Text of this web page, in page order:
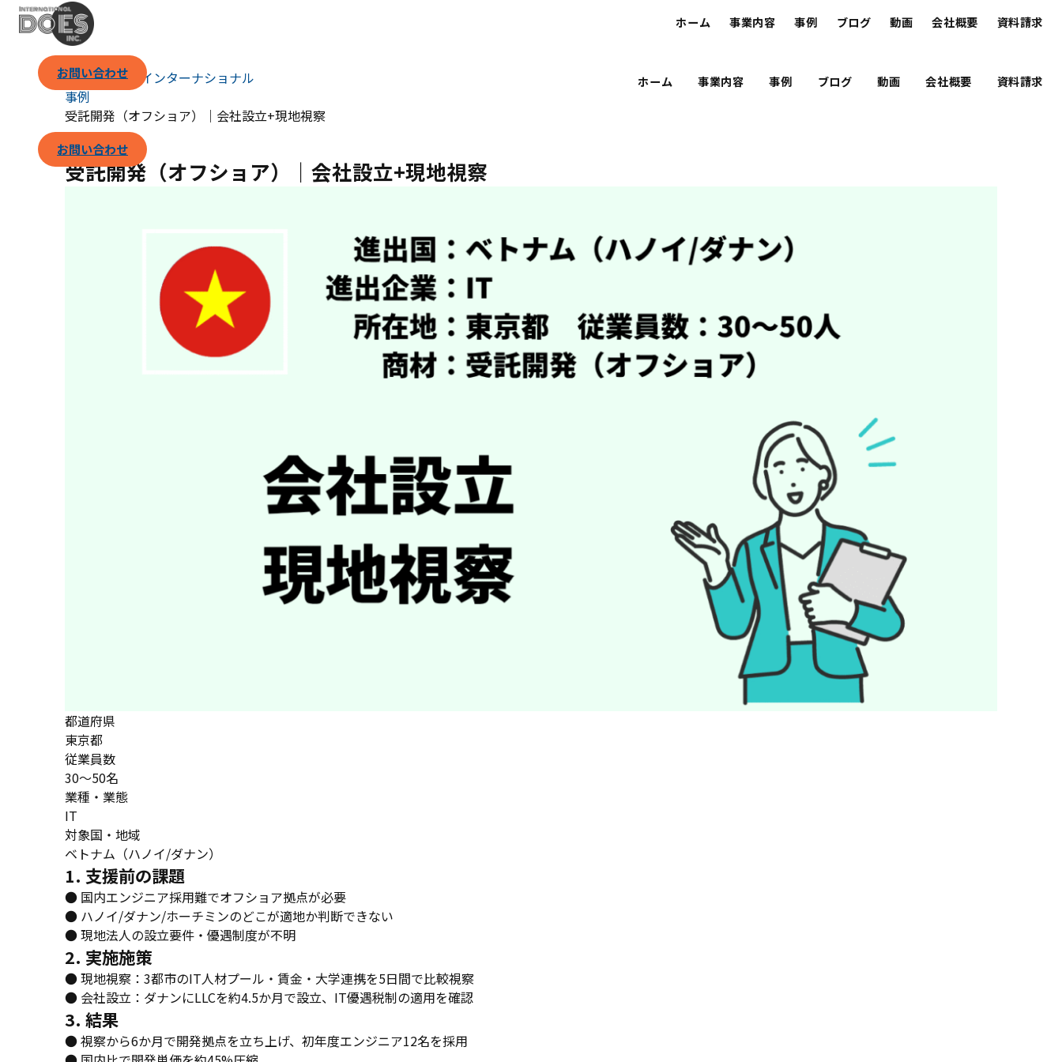
ホーム 事業内容 事例 ブログ 動画 会社概要 資料請求
お問い合わせ
ホーム 事業内容 事例 ブログ 動画 会社概要 資料請求
お問い合わせ
（株）ダズ・インターナショナル
事例
受託開発（オフショア）｜会社設立+現地視察
受託開発（オフショア）｜会社設立+現地視察
都道府県
東京都
従業員数
30〜50名
業種・業態
IT
対象国・地域
ベトナム（ハノイ/ダナン）
1. 支援前の課題
● 国内エンジニア採用難でオフショア拠点が必要
● ハノイ/ダナン/ホーチミンのどこが適地か判断できない
● 現地法人の設立要件・優遇制度が不明
2. 実施施策
● 現地視察：3都市のIT人材プール・賃金・大学連携を5日間で比較視察
● 会社設立：ダナンにLLCを約4.5か月で設立、IT優遇税制の適用を確認
3. 結果
● 視察から6か月で開発拠点を立ち上げ、初年度エンジニア12名を採用